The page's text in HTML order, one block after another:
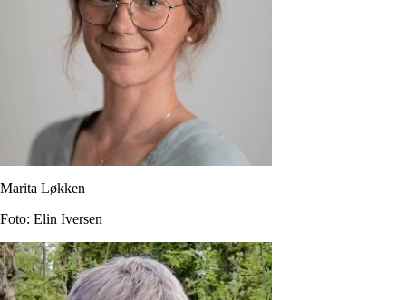
Marita Løkken
Foto: Elin Iversen